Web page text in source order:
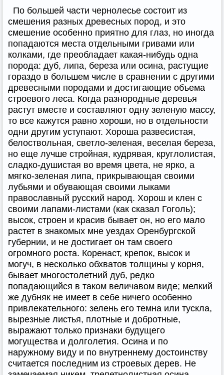
По большей части чернолесье состоит из
смешения разных древесных пород, и это
смешение особенно приятно для глаз, но иногда
попадаются места отдельными гривами или
колками, где преобладает какая-нибудь одна
порода: дуб, липа, береза или осина, растущие
гораздо в большем числе в сравнении с другими
древесными породами и достигающие объема
строевого леса. Когда разнородные деревья
растут вместе и составляют одну зеленую массу,
то все кажутся равно хороши, но в отдельности
одни другим уступают. Хороша развесистая,
белоствольная, светло-зеленая, веселая береза,
но еще лучше стройная, кудрявая, круглолистая,
сладко-душистая во время цвета, не ярко, а
мягко-зеленая липа, прикрывающая своими
лубьями и обувающая своими лыками
православный русский народ. Хорош и клен с
своими лапами-листами (как сказал Гоголь);
высок, строен и красив бывает он, но его мало
растет в знакомых мне уездах Оренбургской
губернии, и не достигает он там своего
огромного роста. Коренаст, крепок, высок и
могуч, в несколько обхватов толщины у корня,
бывает многостолетний дуб, редко
попадающийся в таком величавом виде; мелкий
же дубняк не имеет в себе ничего особенно
привлекательного: зелень его темна или тускла,
вырезные листья, плотные и добротные,
выражают только признаки будущего
могущества и долголетия. Осина и по
наружному виду и по внутреннему достоинству
считается последним из строевых дерев. Не